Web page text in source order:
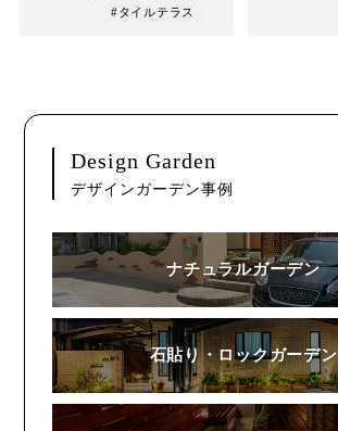
#タイルテラス
Design Garden
デザインガーデン事例
ナチュラルガーデン
石貼り・ロックガーデン